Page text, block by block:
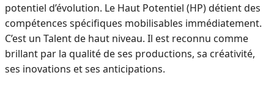
potentiel d’évolution. Le Haut Potentiel (HP) détient des
compétences spécifiques mobilisables immédiatement.
C’est un Talent de haut niveau. Il est reconnu comme
brillant par la qualité de ses productions, sa créativité,
ses inovations et ses anticipations.